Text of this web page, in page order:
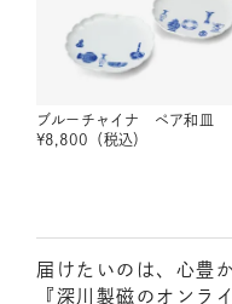
ブルーチャイナ ペア和皿
¥8,800 （税込）
届けたいのは、心豊
『深川製磁のオンラ